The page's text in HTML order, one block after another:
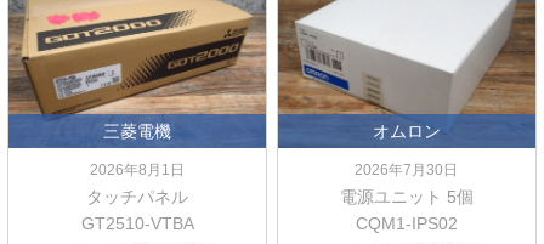
三菱電機
2026年8月1日
タッチパネル
GT2510-VTBA
オムロン
2026年7月30日
電源ユニット 5個
CQM1-IPS02